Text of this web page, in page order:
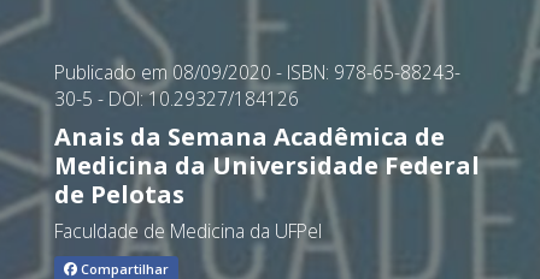
Publicado em 08/09/2020 - ISBN: 978-65-88243-
30-5 - DOI: 10.29327/184126
Anais da Semana Acadêmica de
Medicina da Universidade Federal
de Pelotas
Faculdade de Medicina da UFPel
Compartilhar